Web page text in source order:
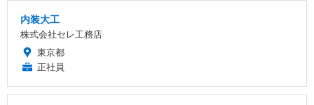
内装大工
株式会社セレ工務店
東京都
正社員